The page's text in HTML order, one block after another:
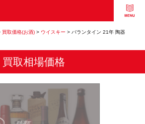
買取価格(お酒)> ウイスキー > バランタイン 21年 陶器
買取相場価格